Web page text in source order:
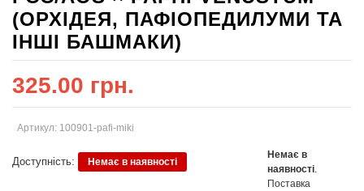
(ОРХІДЕЯ, ПАФІОПЕДИЛУМИ ТА
ІНШІ БАШМАКИ)
325.00 грн.
Артикул: 100901-pafi-miki
Доступність: Немає в наявності
Немає в
наявності
Поставка